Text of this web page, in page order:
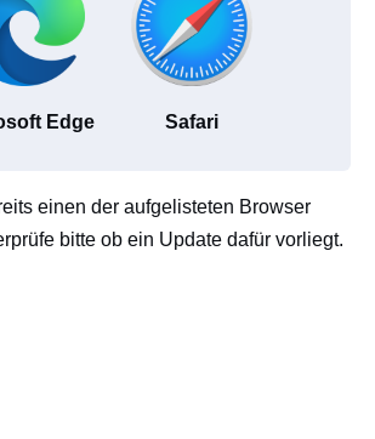
Edge Safari
einen der aufgelisteten Browser
bitte ob ein Update dafür vorliegt.